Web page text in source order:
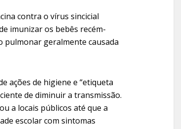
contra o vírus sincicial
imunizar os bebês recém-
pulmonar geralmente causada
ações de higiene e “etiqueta
de diminuir a transmissão.
a locais públicos até que a
escolar com sintomas